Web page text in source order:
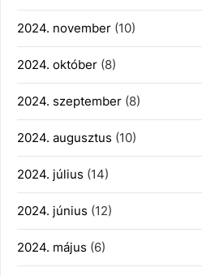
2024. november (10)
2024. október (8)
2024. szeptember (8)
2024. augusztus (10)
2024. július (14)
2024. június (12)
2024. május (6)